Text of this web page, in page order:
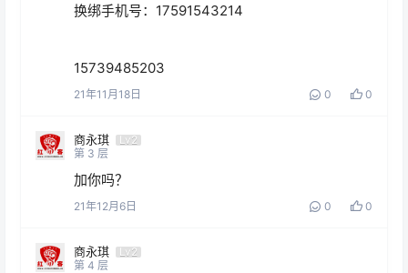
换绑手机号：17591543214
15739485203
21年11月18日 0 0
商永琪
Lv2
第 3 层
加你吗？
21年12月6日 0 0
商永琪
Lv2
第 4 层